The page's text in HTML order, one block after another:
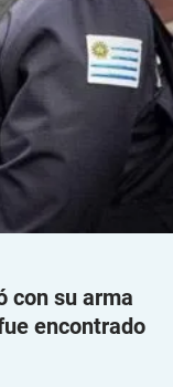
con su arma
encontrado